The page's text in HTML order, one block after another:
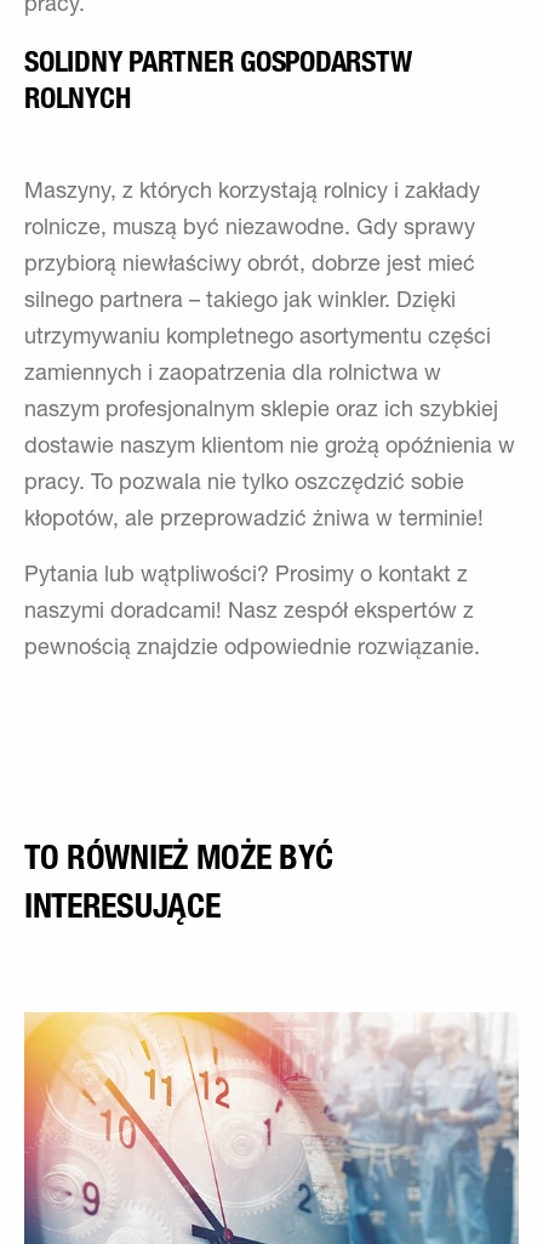
pracy.
SOLIDNY PARTNER GOSPODARSTW
ROLNYCH
Maszyny, z których korzystają rolnicy i zakłady
rolnicze, muszą być niezawodne. Gdy sprawy
przybiorą niewłaściwy obrót, dobrze jest mieć
silnego partnera – takiego jak winkler. Dzięki
utrzymywaniu kompletnego asortymentu części
zamiennych i zaopatrzenia dla rolnictwa w
naszym profesjonalnym sklepie oraz ich szybkiej
dostawie naszym klientom nie grożą opóźnienia w
pracy. To pozwala nie tylko oszczędzić sobie
kłopotów, ale przeprowadzić żniwa w terminie!
Pytania lub wątpliwości? Prosimy o kontakt z
naszymi doradcami! Nasz zespół ekspertów z
pewnością znajdzie odpowiednie rozwiązanie.
TO RÓWNIEŻ MOŻE BYĆ
INTERESUJĄCE